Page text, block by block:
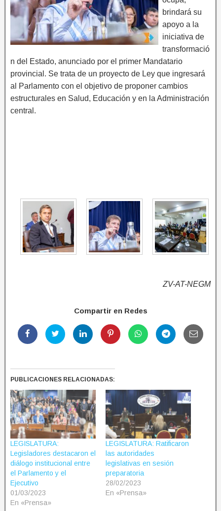
brindará su
apoyo a la
iniciativa de
transformació
n del Estado, anunciado por el primer Mandatario
provincial. Se trata de un proyecto de Ley que ingresará
al Parlamento con el objetivo de proponer cambios
estructurales en Salud, Educación y en la Administración
central.
ZV-AT-NEGM
Compartir en Redes
PUBLICACIONES RELACIONADAS:
LEGISLATURA:
Legisladores destacaron el
diálogo institucional entre
el Parlamento y el
Ejecutivo
01/03/2023
En «Prensa»
LEGISLATURA: Ratificaron
las autoridades
legislativas en sesión
preparatoria
28/02/2023
En «Prensa»